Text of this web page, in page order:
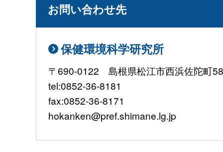
お問い合わせ先
保健環境科学研究所
〒690-0122 島根県松江市西浜佐陀町
tel:0852-36-8181
fax:0852-36-8171
hokanken@pref.shimane.lg.jp